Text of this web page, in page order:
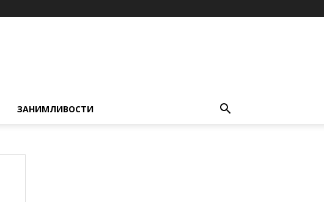
ЗАНИМЛИВОСТИ